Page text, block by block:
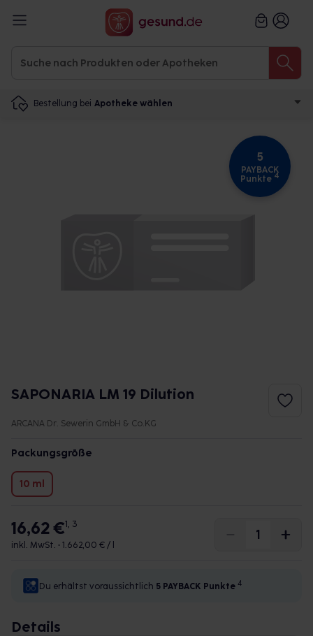
Bestellung bei Apotheke wählen
5
PAYBACK
Punkte 4
SAPONARIA LM 19 Dilution
ARCANA Dr. Sewerin GmbH & Co.KG
Packungsgröße
10 ml
16,62 €1, 3
inkl. MwSt. • 1.662,00 € / l
Du erhältst voraussichtlich 5 PAYBACK Punkte 4
Details